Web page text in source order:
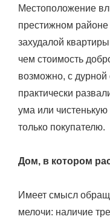
Местоположение
престижном
захудалой
чем стоимость
возможно, с
практически
ума или
только покупателю.
Дом, в котором
Имеет смысл
мелочи: наличие